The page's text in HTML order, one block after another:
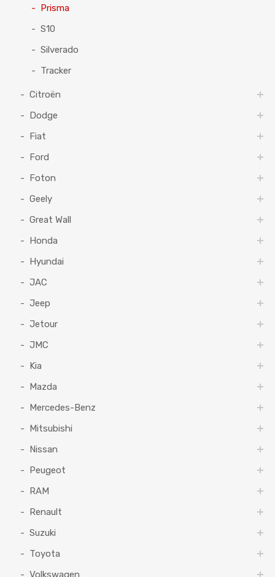
Prisma
S10
Silverado
Tracker
Citroën
Dodge
Fiat
Ford
Foton
Geely
Great Wall
Honda
Hyundai
JAC
Jeep
Jetour
JMC
Kia
Mazda
Mercedes-Benz
Mitsubishi
Nissan
Peugeot
RAM
Renault
Suzuki
Toyota
Volkswagen